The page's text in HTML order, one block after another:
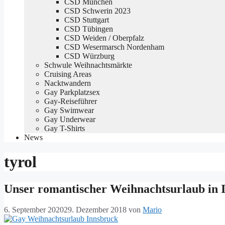
CSD Schwerin 2023
CSD Stuttgart
CSD Tübingen
CSD Weiden / Oberpfalz
CSD Wesermarsch Nordenham
CSD Würzburg
Schwule Weihnachtsmärkte
Cruising Areas
Nacktwandern
Gay Parkplatzsex
Gay-Reiseführer
Gay Swimwear
Gay Underwear
Gay T-Shirts
News
tyrol
Unser romantischer Weihnachtsurlaub in
6. September 202029. Dezember 2018 von Mario